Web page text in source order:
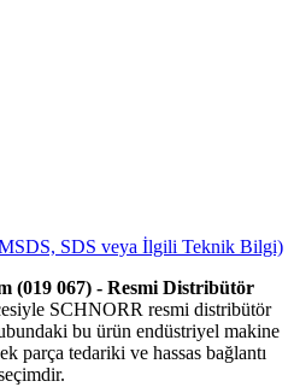
SDS veya İlgili Teknik Bilgi)
(019 067) - Resmi Distribütör
SCHNORR resmi distribütör
bu ürün endüstriyel makine
parça tedariki ve hassas bağlantı